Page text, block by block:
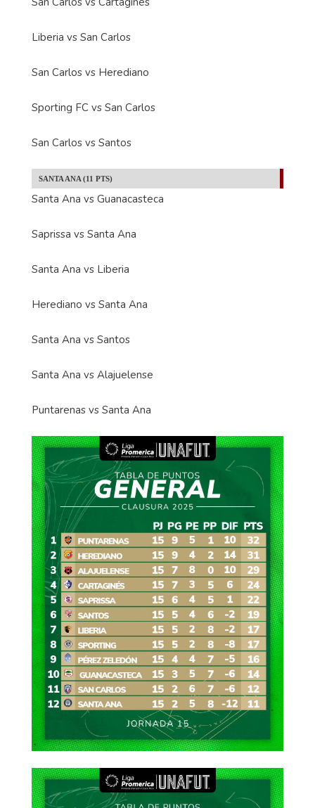
Liberia vs San Carlos
San Carlos vs Herediano
Sporting FC vs San Carlos
San Carlos vs Santos
SANTA ANA (11 PTS)
Santa Ana vs Guanacasteca
Saprissa vs Santa Ana
Santa Ana vs Liberia
Herediano vs Santa Ana
Santa Ana vs Santos
Santa Ana vs Alajuelense
Puntarenas vs Santa Ana